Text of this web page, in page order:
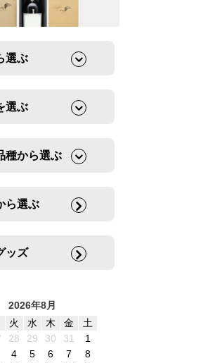
選ぶ
選ぶ
種から選ぶ
ら選ぶ
ッズ
2026年8月
火 水 木 金
土
28 29 30 31
1
4 5 6 7
8